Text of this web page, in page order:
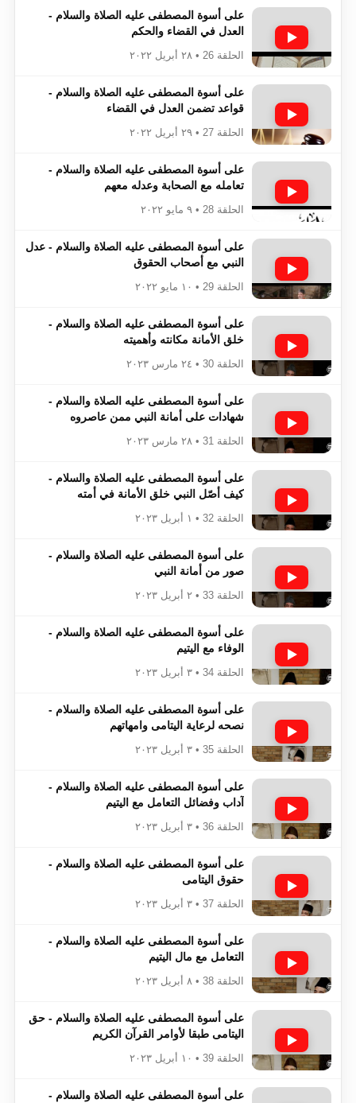
على أسوة المصطفى عليه الصلاة والسلام -
العدل في القضاء والحكم
الحلقة 26 • ٢٨ أبريل ٢٠٢٢
على أسوة المصطفى عليه الصلاة والسلام -
قواعد تضمن العدل في القضاء
الحلقة 27 • ٢٩ أبريل ٢٠٢٢
على أسوة المصطفى عليه الصلاة والسلام -
تعامله مع الصحابة وعدله معهم
الحلقة 28 • ٩ مايو ٢٠٢٢
على أسوة المصطفى عليه الصلاة والسلام - عدل
النبي مع أصحاب الحقوق
الحلقة 29 • ١٠ مايو ٢٠٢٢
على أسوة المصطفى عليه الصلاة والسلام -
خلق الأمانة مكانته وأهميته
الحلقة 30 • ٢٤ مارس ٢٠٢٣
على أسوة المصطفى عليه الصلاة والسلام -
شهادات على أمانة النبي ممن عاصروه
الحلقة 31 • ٢٨ مارس ٢٠٢٣
على أسوة المصطفى عليه الصلاة والسلام -
كيف أصّل النبي خلق الأمانة في أمته
الحلقة 32 • ١ أبريل ٢٠٢٣
على أسوة المصطفى عليه الصلاة والسلام -
صور من أمانة النبي
الحلقة 33 • ٢ أبريل ٢٠٢٣
على أسوة المصطفى عليه الصلاة والسلام -
الوفاء مع اليتيم
الحلقة 34 • ٣ أبريل ٢٠٢٣
على أسوة المصطفى عليه الصلاة والسلام -
نصحه لرعاية اليتامى وامهاتهم
الحلقة 35 • ٣ أبريل ٢٠٢٣
على أسوة المصطفى عليه الصلاة والسلام -
آداب وفضائل التعامل مع اليتيم
الحلقة 36 • ٣ أبريل ٢٠٢٣
على أسوة المصطفى عليه الصلاة والسلام -
حقوق اليتامى
الحلقة 37 • ٣ أبريل ٢٠٢٣
على أسوة المصطفى عليه الصلاة والسلام -
التعامل مع مال اليتيم
الحلقة 38 • ٨ أبريل ٢٠٢٣
على أسوة المصطفى عليه الصلاة والسلام - حق
اليتامى طبقا لأوامر القرآن الكريم
الحلقة 39 • ١٠ أبريل ٢٠٢٣
على أسوة المصطفى عليه الصلاة والسلام -